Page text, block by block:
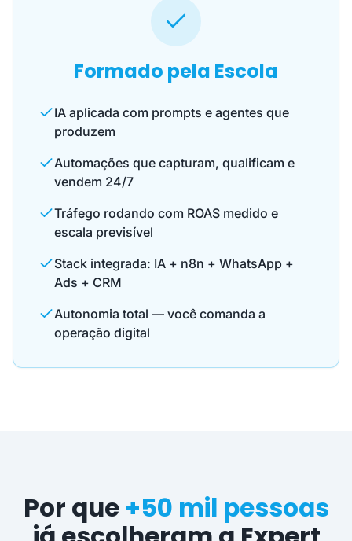
Formado pela Escola
IA aplicada com prompts e agentes que
produzem
Automações que capturam, qualificam e
vendem 24/7
Tráfego rodando com ROAS medido e
escala previsível
Stack integrada: IA + n8n + WhatsApp +
Ads + CRM
Autonomia total — você comanda a
operação digital
Por que +50 mil pessoas